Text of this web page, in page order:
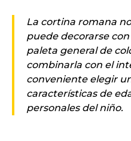
La cortina romana
puede decorarse
paleta general de
combinarla con el
conveniente elegir
características de
personales del niño.